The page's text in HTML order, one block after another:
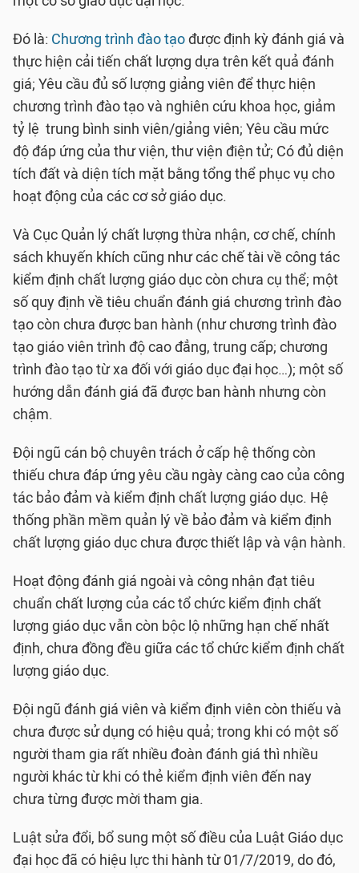
Đó là: Chương trình đào tạođược định kỳ đánh giá và
thực hiện cải tiến chất lượng dựa trên kết quả đánh
giá; Yêu cầu đủ số lượng giảng viên để thực hiện
chương trình đào tạo và nghiên cứu khoa học, giảm
tỷ lệ trung bình sinh viên/giảng viên; Yêu cầu mức
độ đáp ứng của thư viện, thư viện điện tử; Có đủ diện
tích đất và diện tích mặt bằng tổng thể phục vụ cho
hoạt động của các cơ sở giáo dục.
Và Cục Quản lý chất lượng thừa nhận, cơ chế, chính
sách khuyến khích cũng như các chế tài về công tác
kiểm định chất lượng giáo dục còn chưa cụ thể; một
số quy định về tiêu chuẩn đánh giá chương trình đào
tạo còn chưa được ban hành (như chương trình đào
tạo giáo viên trình độ cao đẳng, trung cấp; chương
trình đào tạo từ xa đối với giáo dục đại học…); một số
hướng dẫn đánh giá đã được ban hành nhưng còn
chậm.
Đội ngũ cán bộ chuyên trách ở cấp hệ thống còn
thiếu chưa đáp ứng yêu cầu ngày càng cao của công
tác bảo đảm và kiểm định chất lượng giáo dục. Hệ
thống phần mềm quản lý về bảo đảm và kiểm định
chất lượng giáo dục chưa được thiết lập và vận hành.
Hoạt động đánh giá ngoài và công nhận đạt tiêu
chuẩn chất lượng của các tổ chức kiểm định chất
lượng giáo dục vẫn còn bộc lộ những hạn chế nhất
định, chưa đồng đều giữa các tổ chức kiểm định chất
lượng giáo dục.
Đội ngũ đánh giá viên và kiểm định viên còn thiếu và
chưa được sử dụng có hiệu quả; trong khi có một số
người tham gia rất nhiều đoàn đánh giá thì nhiều
người khác từ khi có thẻ kiểm định viên đến nay
chưa từng được mời tham gia.
Luật sửa đổi, bổ sung một số điều của Luật Giáo dục
đại học đã có hiệu lực thi hành từ 01/7/2019, do đó,